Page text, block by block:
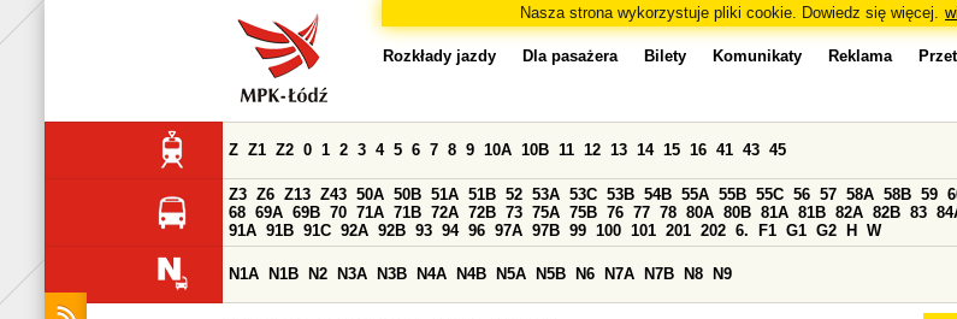
Nasza strona wykorzystuje pliki cookie. Dowiedz się więcej.
Rozkłady jazdy Dla pasażera Bilety Komunikaty Reklama
Z Z1 Z2 0 1 2 3 4 5 6 7 8 9 10A 10B 11 12 13 14 15 16 41 43 45
Z3 Z6 Z13 Z43 50A 50B 51A 51B 52 53A 53C 53B 54B 55A 55B 55C 56 57 58A 58B 59
68 69A 69B 70 71A 71B 72A 72B 73 75A 75B 76 77 78 80A 80B 81A 81B 82A 82B 83
91A 91B 91C 92A 92B 93 94 96 97A 97B 99 100 101 201 202 6. F1 G1 G2 H W
N1A N1B N2 N3A N3B N4A N4B N5A N5B N6 N7A N7B N8 N9